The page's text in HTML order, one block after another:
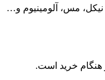
نیکل، مس، آلومینیوم و…
خرید است.